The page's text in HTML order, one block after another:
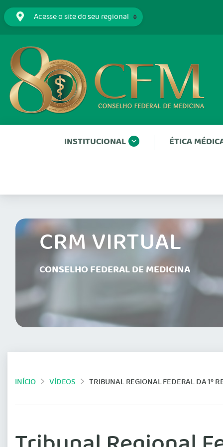
INSTITUCIONAL ÉTICA
CRM VIRTUAL
CONSELHO FEDERAL DE MEDICINA
INÍCIO VÍDEOS TRIBUNAL REGIONAL FEDERAL DA 1º